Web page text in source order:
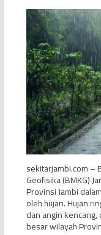
sekitarjambi.com –
Geofisika (BMKG)
Provinsi Jambi
oleh hujan. Hujan
dan angin
besar wilayah